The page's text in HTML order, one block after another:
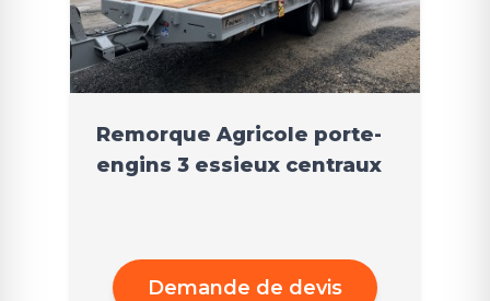
Remorque Agricole porte-
engins 3 essieux centraux
Demande de devis